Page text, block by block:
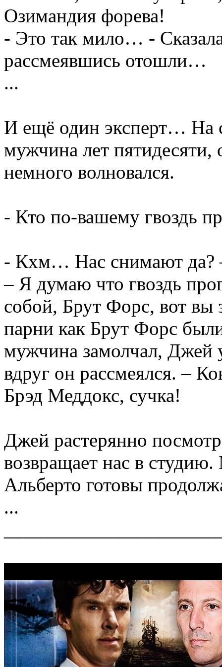
Озимандия форева!
- Это так мило… -
рассмеявшись отошли…
...
И ещё один эксперт… На
мужчина лет пятидесяти,
немного волновался.
- Кто по-вашему гвоздь
- Кхм… Нас снимают да?
– Я думаю что гвоздь
собой, Брут Форс, вот вы
парни как Брут Форс
мужчина замолчал, Джей
вдруг он рассмеялся. –
Брэд Меддокс, сучка!
Джей растерянно
возвращает нас в
Альберто готовы
...